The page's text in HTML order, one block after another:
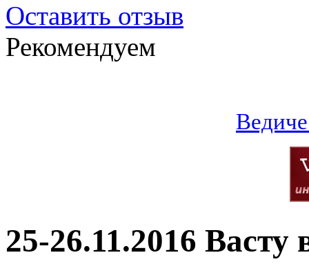
Оставить отзыв
Рекомендуем
25-26.11.2016